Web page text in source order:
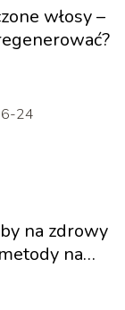
włosy –
24
na zdrowy
na